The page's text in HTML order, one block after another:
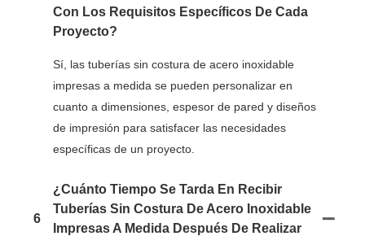
Con Los Requisitos Específicos De Cada
Proyecto?
Sí, las tuberías sin costura de acero inoxidable
impresas a medida se pueden personalizar en
cuanto a dimensiones, espesor de pared y diseños
de impresión para satisfacer las necesidades
específicas de un proyecto.
6
¿Cuánto Tiempo Se Tarda En Recibir
Tuberías Sin Costura De Acero Inoxidable
Impresas A Medida Después De Realizar